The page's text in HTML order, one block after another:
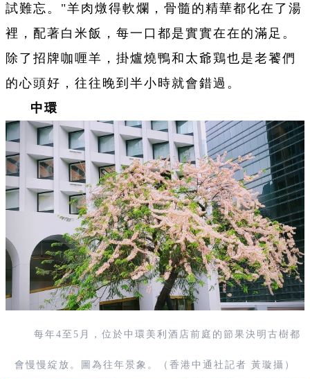
試難忘。"羊肉燉得軟爛，骨髓的精華都化在了湯
裡，配著白米飯，每一口都是實實在在的滿足。
除了招牌咖喱羊，掛爐燒鴨和太爺鶏也是老饕們
的心頭好，往往晚到半小時就會錯過。
中環
每年4至5月，位於中環美利酒店前庭的節果決明古樹都
會慢慢綻放。圖為往年景象。（香港中通社記者 黃璇攝）